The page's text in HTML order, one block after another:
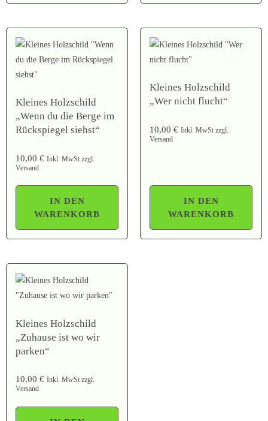
Kleines Holzschild
„Wenn du die Berge im
Rückspiegel siehst“
10,00 € Inkl. MwSt zzgl.
Versand
IN DEN
WARENKORB
Kleines Holzschild
„Wer nicht flucht“
10,00 € Inkl. MwSt zzgl.
Versand
IN DEN
WARENKORB
Kleines Holzschild
„Zuhause ist wo wir
parken“
10,00 € Inkl. MwSt zzgl.
Versand